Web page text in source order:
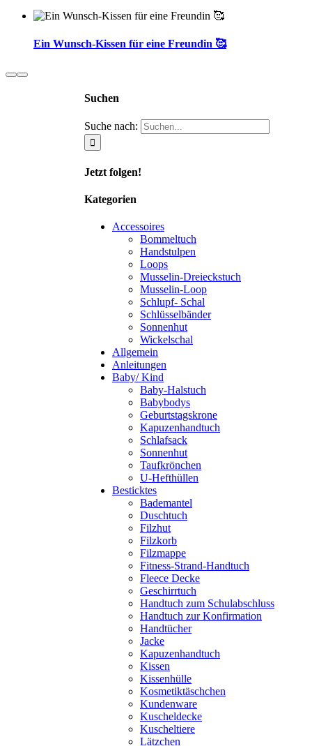
Ein Wunsch-Kissen für eine Freundin 🥰
Suchen
Suche nach:
Jetzt folgen!
Kategorien
Accessoires
Bommeltuch
Handstulpen
Loops
Musselin-Dreieckstuch
Musselin-Loop
Schlupf- Schal
Schlüsselbänder
Sonnenhut
Wickelschal
Allgemein
Anleitungen
Baby/ Kind
Baby-Halstuch
Babybodys
Geburtstagskrone
Kapuzenhandtuch
Schlafsack
Sonnenhut
Taufkrönchen
U-Hefthüllen
Besticktes
Bademantel
Duschtuch
Filzhut
Filzkorb
Filzmappe
Fitness-Strand-Handtuch
Fleece Decke
Geschirrtuch
Handtuch zum Schulabschluss
Handtuch zur Konfirmation
Handtücher
Jacke
Kapuzenhandtuch
Kissen
Kissenhülle
Kosmetiktäschchen
Kundenware
Kuscheldecke
Kuscheltiere
Lätzchen